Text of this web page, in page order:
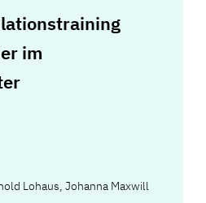
im
Lohaus,Johanna Maxwill